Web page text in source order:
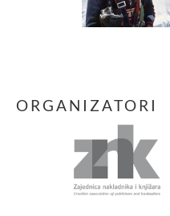
ORGANIZATORI